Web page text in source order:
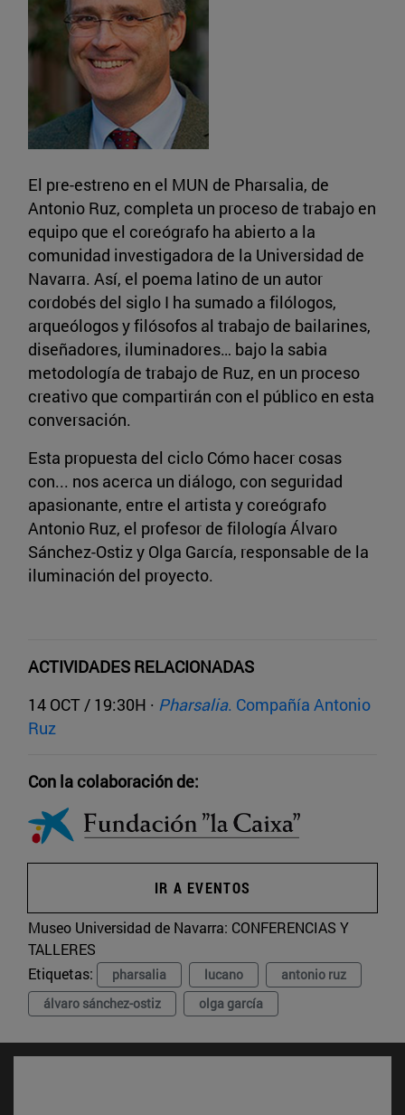
El pre-estreno en el MUN de Pharsalia, de
Antonio Ruz, completa un proceso de trabajo en
equipo que el coreógrafo ha abierto a la
comunidad investigadora de la Universidad de
Navarra. Así, el poema latino de un autor
cordobés del siglo I ha sumado a filólogos,
arqueólogos y filósofos al trabajo de bailarines,
diseñadores, iluminadores… bajo la sabia
metodología de trabajo de Ruz, en un proceso
creativo que compartirán con el público en esta
conversación.
Esta propuesta del ciclo Cómo hacer cosas
con... nos acerca un diálogo, con seguridad
apasionante, entre el artista y coreógrafo
Antonio Ruz, el profesor de filología Álvaro
Sánchez-Ostiz y Olga García, responsable de la
iluminación del proyecto.
ACTIVIDADES RELACIONADAS
14 OCT / 19:30H · Pharsalia. Compañía Antonio
Ruz
Con la colaboración de:
IR A EVENTOS
Museo Universidad de Navarra: CONFERENCIAS Y
TALLERES
Etiquetas:
pharsalia lucano
antonio ruz
álvaro sánchez-ostiz
olga garcía